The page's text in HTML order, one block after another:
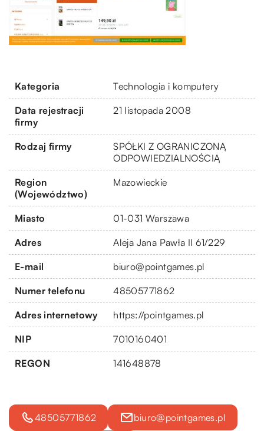
Kategoria Technologia i komputery
Data rejestracji
firmy
21 listopada 2008
Rodzaj firmy
SPÓŁKI Z OGRANICZONĄ
ODPOWIEDZIALNOŚCIĄ
Region
(Województwo)
Mazowieckie
Miasto 01-031 Warszawa
Adres Aleja Jana Pawła II 61/229
E-mail biuro@pointgames.pl
Numer telefonu 48505771862
Adres internetowy https://pointgames.pl
NIP 7010160401
REGON 141648878
48505771862 biuro@pointgames.pl